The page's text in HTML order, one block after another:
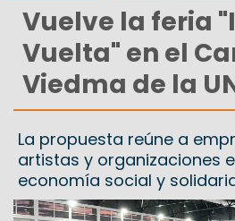
Vuelve la feria
Vuelta" en el
Viedma de la
La propuesta reúne a
artistas y organizaciones
economía social y